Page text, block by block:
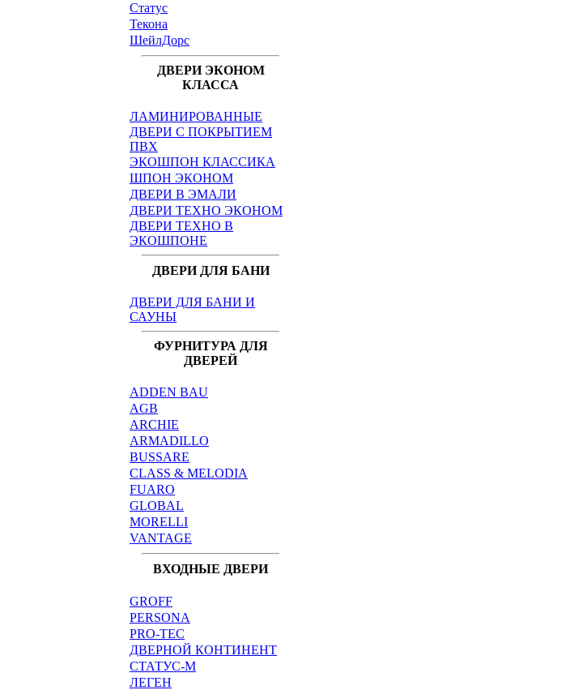
Статус
Текона
ШейлДорс
ДВЕРИ ЭКОНОМ
КЛАССА
ЛАМИНИРОВАННЫЕ
ДВЕРИ С ПОКРЫТИЕМ
ПВХ
ЭКОШПОН КЛАССИКА
ШПОН ЭКОНОМ
ДВЕРИ В ЭМАЛИ
ДВЕРИ ТЕХНО ЭКОНОМ
ДВЕРИ ТЕХНО В
ЭКОШПОНЕ
ДВЕРИ ДЛЯ БАНИ
ДВЕРИ ДЛЯ БАНИ И
САУНЫ
ФУРНИТУРА ДЛЯ
ДВЕРЕЙ
ADDEN BAU
AGB
ARCHIE
ARMADILLO
BUSSARE
CLASS & MELODIA
FUARO
GLOBAL
MORELLI
VANTAGE
ВХОДНЫЕ ДВЕРИ
GROFF
PERSONA
PRO-TEC
ДВЕРНОЙ КОНТИНЕНТ
СТАТУС-М
ЛЕГЕН